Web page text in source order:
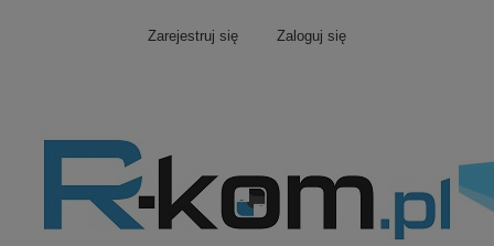
Zarejestruj się Zaloguj się